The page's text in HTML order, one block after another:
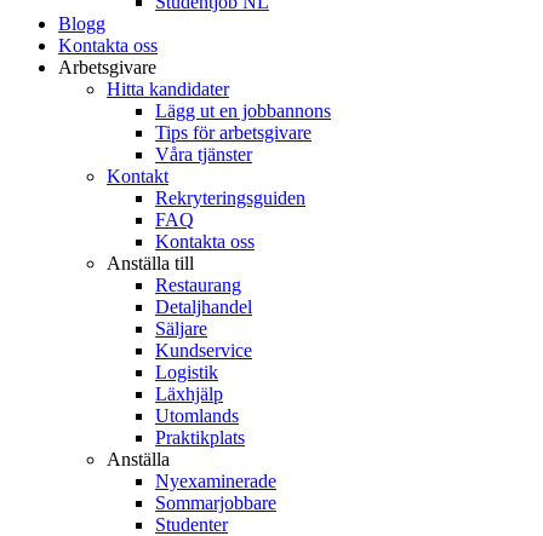
Blogg
Kontakta oss
Arbetsgivare
Hitta kandidater
Lägg ut en jobbannons
Tips för arbetsgivare
Våra tjänster
Kontakt
Rekryteringsguiden
FAQ
Kontakta oss
Anställa till
Restaurang
Detaljhandel
Säljare
Kundservice
Logistik
Läxhjälp
Utomlands
Praktikplats
Anställa
Nyexaminerade
Sommarjobbare
Studenter